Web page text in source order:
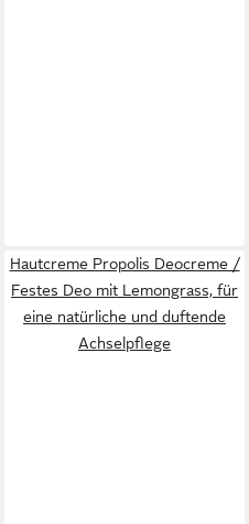
Hautcreme Propolis Deocreme /
Festes Deo mit Lemongrass, für
eine natürliche und duftende
Achselpflege